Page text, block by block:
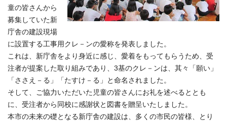
童の皆さんから
募集していた新
庁舎の建設現場
に設置する工事用クレ－ンの愛称を発表しました。
これは、新庁舎をより身近に感じ、愛着をもってもらうため、受
注者が提案した取り組みであり、3基のクレ－ンは、其々「願い」
「ささえ－る」「たすけ－る」と命名されました。
そして、ご協力いただいた児童の皆さんにお礼を述べるととも
に、受注者から同校に感謝状と図書を贈呈いたしました。
本市の未来の礎となる新庁舎の建設は、多くの市民の皆様、とり